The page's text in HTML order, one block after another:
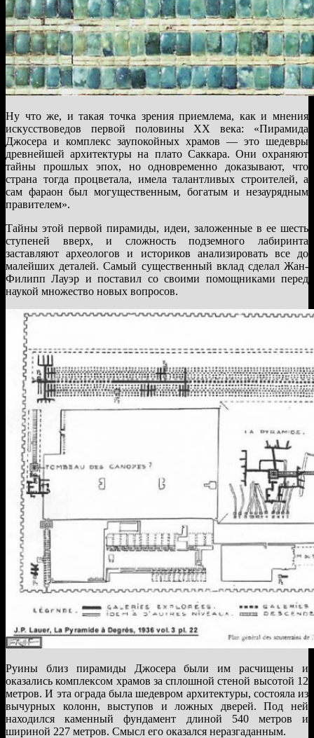
Ну что же, и такая точка зрения приемлема, как и мнения
искусствоведов первой половины XX века: «Пирамида
Джосера и комплекс заупокойных храмов — это шедевры
древнейшей архитектуры на плато Саккара. Они охраняют
тайны прошлых эпох, но одновременно доказывают, что
страна тогда процветала, имела талантливых строителей, а
сам фараон был могущественным, богатым и незаурядным
правителем».
Тайны этой первой пирамиды, идеи, заложенные в ее шесть
ступеней вверх, и сложность подземного лабиринта
заставляют археологов и историков анализировать все до
малейших деталей. Самый существенный вклад сделал Жан-
Филипп Лауэр и поставил со своими помощниками перед
наукой множество новых вопросов.
Руины близ пирамиды Джосера были им расчищены и
оказались комплексом храмов за сплошной стеной высотой 12
метров. И эта ограда была шедевром архитектуры, состояла из
вычурных колонн, выступов и ложных дверей. Под ней
находился каменный фундамент длиной 540 метров и
шириной 227 метров. Смысл его оказался неразгаданным.